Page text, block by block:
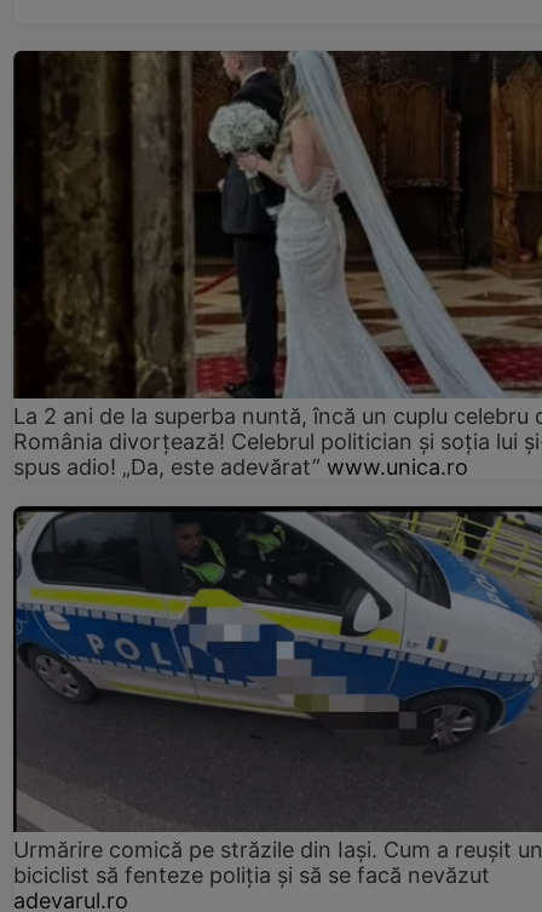
La 2 ani de la superba nuntă, încă un cuplu celebru
România divorțează! Celebrul politician și soția lui
spus adio! „Da, este adevărat” www.unica.ro
Urmărire comică pe străzile din Iași. Cum a reușit un
biciclist să fenteze poliția și să se facă nevăzut
adevarul.ro